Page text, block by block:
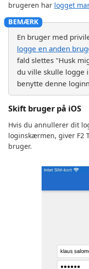
brugeren har logget
En bruger med
logge en anden
fald slettes "Husk
du ville skulle logge
benytte denne
Skift bruger på iOS
Hvis du annullerer dit
loginskærmen, giver F2
bruger.